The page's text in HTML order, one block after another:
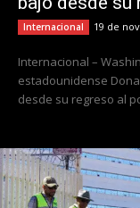
Internacional 19 de
Internacional –
estadounidense
desde su regreso al